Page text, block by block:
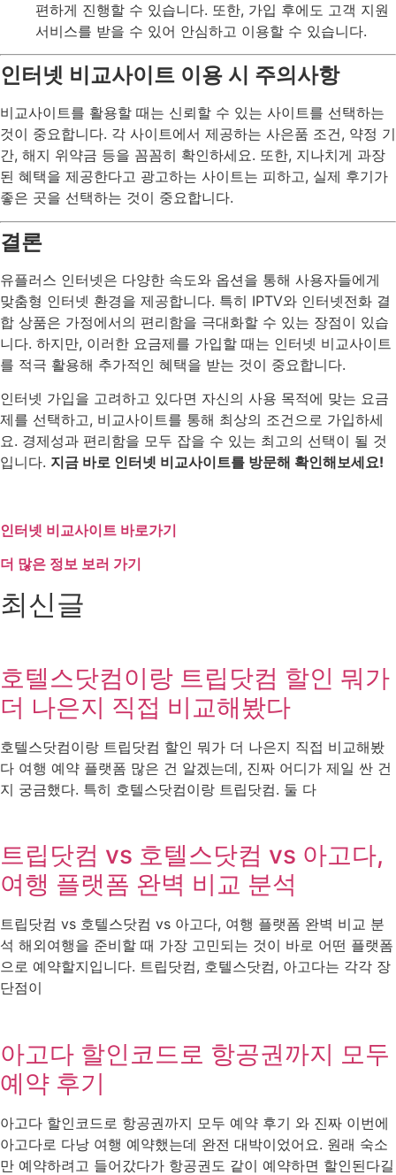
편하게 진행할 수 있습니다. 또한, 가입 후에도 고객 지원
서비스를 받을 수 있어 안심하고 이용할 수 있습니다.
인터넷 비교사이트 이용 시 주의사항
비교사이트를 활용할 때는 신뢰할 수 있는 사이트를 선택하는
것이 중요합니다. 각 사이트에서 제공하는 사은품 조건, 약정 기
간, 해지 위약금 등을 꼼꼼히 확인하세요. 또한, 지나치게 과장
된 혜택을 제공한다고 광고하는 사이트는 피하고, 실제 후기가
좋은 곳을 선택하는 것이 중요합니다.
결론
유플러스 인터넷은 다양한 속도와 옵션을 통해 사용자들에게
맞춤형 인터넷 환경을 제공합니다. 특히 IPTV와 인터넷전화 결
합 상품은 가정에서의 편리함을 극대화할 수 있는 장점이 있습
니다. 하지만, 이러한 요금제를 가입할 때는 인터넷 비교사이트
를 적극 활용해 추가적인 혜택을 받는 것이 중요합니다.
인터넷 가입을 고려하고 있다면 자신의 사용 목적에 맞는 요금
제를 선택하고, 비교사이트를 통해 최상의 조건으로 가입하세
요. 경제성과 편리함을 모두 잡을 수 있는 최고의 선택이 될 것
입니다. 지금 바로 인터넷 비교사이트를 방문해 확인해보세요!
인터넷 비교사이트 바로가기
더 많은 정보 보러 가기
최신글
호텔스닷컴이랑 트립닷컴 할인 뭐가
더 나은지 직접 비교해봤다
호텔스닷컴이랑 트립닷컴 할인 뭐가 더 나은지 직접 비교해봤
다 여행 예약 플랫폼 많은 건 알겠는데, 진짜 어디가 제일 싼 건
지 궁금했다. 특히 호텔스닷컴이랑 트립닷컴. 둘 다
트립닷컴 vs 호텔스닷컴 vs 아고다,
여행 플랫폼 완벽 비교 분석
트립닷컴 vs 호텔스닷컴 vs 아고다, 여행 플랫폼 완벽 비교 분
석 해외여행을 준비할 때 가장 고민되는 것이 바로 어떤 플랫폼
으로 예약할지입니다. 트립닷컴, 호텔스닷컴, 아고다는 각각 장
단점이
아고다 할인코드로 항공권까지 모두
예약 후기
아고다 할인코드로 항공권까지 모두 예약 후기 와 진짜 이번에
아고다로 다낭 여행 예약했는데 완전 대박이었어요. 원래 숙소
만 예약하려고 들어갔다가 항공권도 같이 예약하면 할인된다길